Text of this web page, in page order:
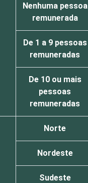
Nenhuma pessoa
remunerada
De 1 a 9 pessoas
remuneradas
De 10 ou mais
pessoas
remuneradas
Norte
Nordeste
Sudeste